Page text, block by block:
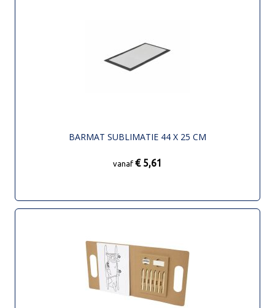
BARMAT SUBLIMATIE 44 X 25 CM
vanaf € 5,61